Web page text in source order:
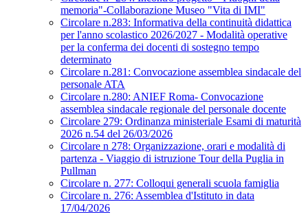
memoria"-Collaborazione Museo "Vita di IMI"
Circolare n.283: Informativa della continuità didattica
per l'anno scolastico 2026/2027 - Modalità operative
per la conferma dei docenti di sostegno tempo
determinato
Circolare n.281: Convocazione assemblea sindacale del
personale ATA
Circolare n.280: ANIEF Roma- Convocazione
assemblea sindacale regionale del personale docente
Circolare 279: Ordinanza ministeriale Esami di maturità
2026 n.54 del 26/03/2026
Circolare n 278: Organizzazione, orari e modalità di
partenza - Viaggio di istruzione Tour della Puglia in
Pullman
Circolare n. 277: Colloqui generali scuola famiglia
Circolare n. 276: Assemblea d'Istituto in data
17/04/2026